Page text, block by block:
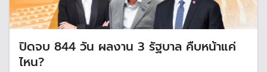
ปิดจบ 844 วัน ผลงาน 3 รัฐบาล คืบหน้าแค่
ไหน?